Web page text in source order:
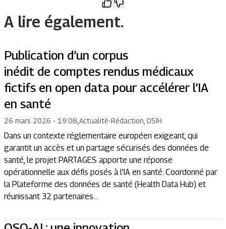
A lire également.
Publication d’un corpus
inédit de comptes rendus médicaux
fictifs en open data pour accélérer l’IA
en santé
26 mars 2026 - 19:08 Actualité-Rédaction, DSIH
Dans un contexte réglementaire européen exigeant, qui
garantit un accès et un partage sécurisés des données de
santé, le projet PARTAGES apporte une réponse
opérationnelle aux défis posés à l’IA en santé. Coordonné par
la Plateforme des données de santé (Health Data Hub) et
réunissant 32 partenaires...